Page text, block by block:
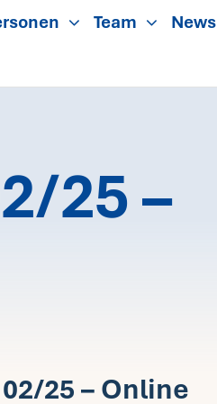
Team News
25 –
25 – Online